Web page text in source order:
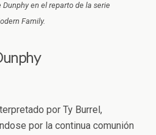
en el reparto de la serie
Family.
por Ty Burrel,
por la continua comunión